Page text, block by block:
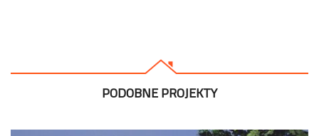
PODOBNE PROJEKTY